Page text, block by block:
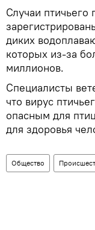
Случаи
диких
которых из-за
миллионов.
Специалисты
что вирус
опасным для
для здоровья
Общество